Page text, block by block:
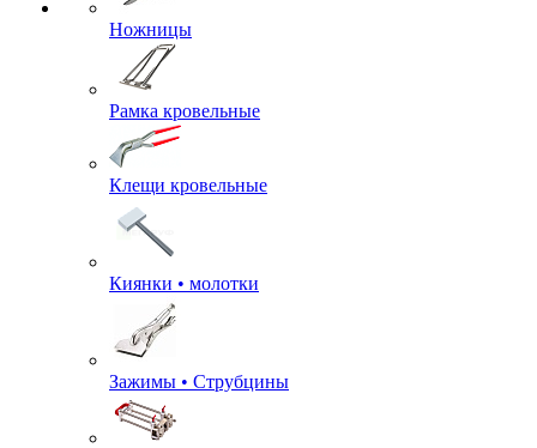
Ножницы
Рамка кровельные
Клещи кровельные
Киянки • молотки
Зажимы • Струбцины